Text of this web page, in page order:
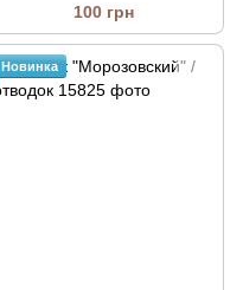
100 грн
Новинка